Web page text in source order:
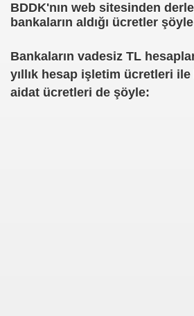
BDDK'nın web sitesinden
bankaların aldığı ücretler
Bankaların vadesiz TL
yıllık hesap işletim ücretleri ile
aidat ücretleri de şöyle: